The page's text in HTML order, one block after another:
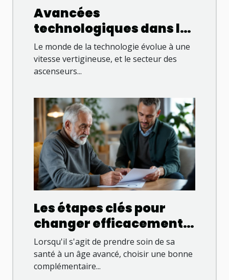
Avancées
technologiques dans les
ascenseurs
domestiques pour
l'autonomie à domicile
Le monde de la technologie évolue à une
vitesse vertigineuse, et le secteur des
ascenseurs...
Les étapes clés pour
changer efficacement
de complémentaire
santé sénior
Lorsqu'il s'agit de prendre soin de sa
santé à un âge avancé, choisir une bonne
complémentaire...